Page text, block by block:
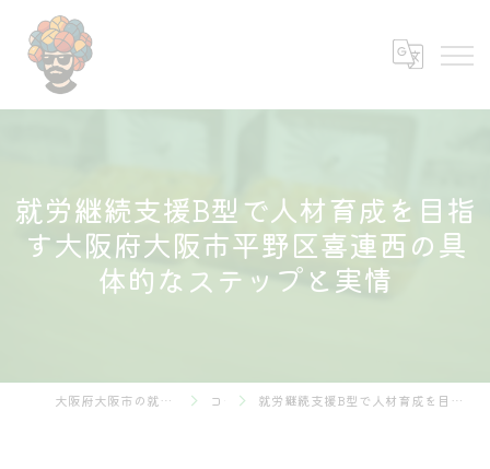
就労継続支援B型で人材育成を目指
す大阪府大阪市平野区喜連西の具
体的なステップと実情
大阪府大阪市の就労継続支援B型なら株式会社あふろ コラム 就労継続支援B型で人材育成を目指す大阪府大阪市平野区喜連西の具体的なステップと実情